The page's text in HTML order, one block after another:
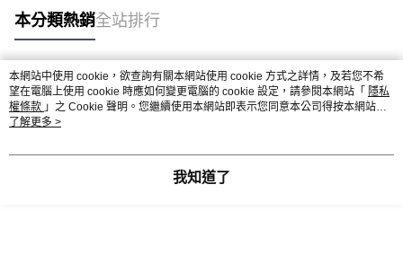
本分類熱銷全站排行
熱門標籤
本網站中使用 cookie，欲查詢有關本網站使用 cookie 方式之詳情，及若您不希
望在電腦上使用 cookie 時應如何變更電腦的 cookie 設定，請參閱本網站「 隱私
權條款 」之 Cookie 聲明。您繼續使用本網站即表示您同意本公司得按本網站使
用條款之 Cookie 聲明使用 cookie。
了解更多 >
我知道了